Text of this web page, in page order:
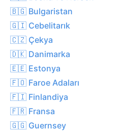
🇧🇬 Bulgaristan
🇬🇮 Cebelitarık
🇨🇿 Çekya
🇩🇰 Danimarka
🇪🇪 Estonya
🇫🇴 Faroe Adaları
🇫🇮 Finlandiya
🇫🇷 Fransa
🇬🇬 Guernsey